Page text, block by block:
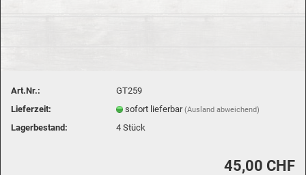
Art.Nr.:
GT259
Lieferzeit:
sofort lieferbar(Ausland abweichend)
Lagerbestand: 4 Stück
45,00 CHF